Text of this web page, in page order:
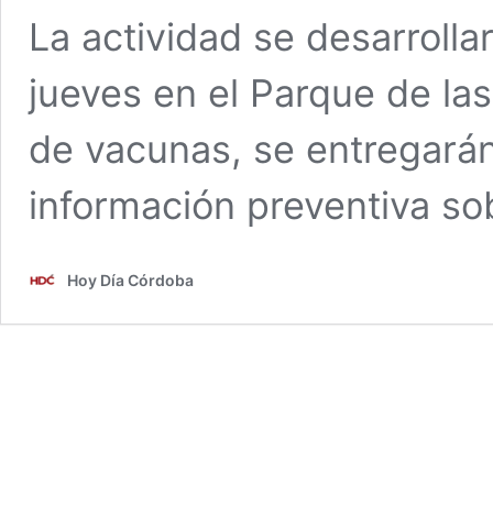
La actividad se
jueves en el Parque de
de vacunas, se
información preventiva
Hoy Día Córdoba